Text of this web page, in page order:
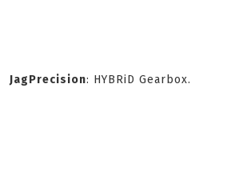
JagPrecision: HYBRiD Gearbox.